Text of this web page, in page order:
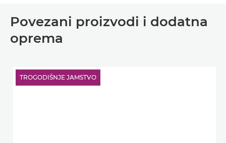
Povezani proizvodi i dodatna
oprema
TROGODIŠNJE JAMSTVO